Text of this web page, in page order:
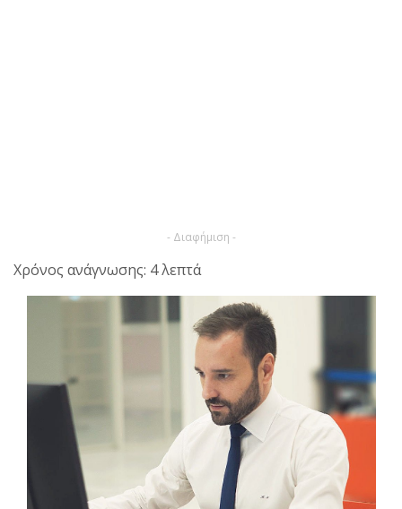
- Διαφήμιση -
Χρόνος ανάγνωσης: 4 λεπτά